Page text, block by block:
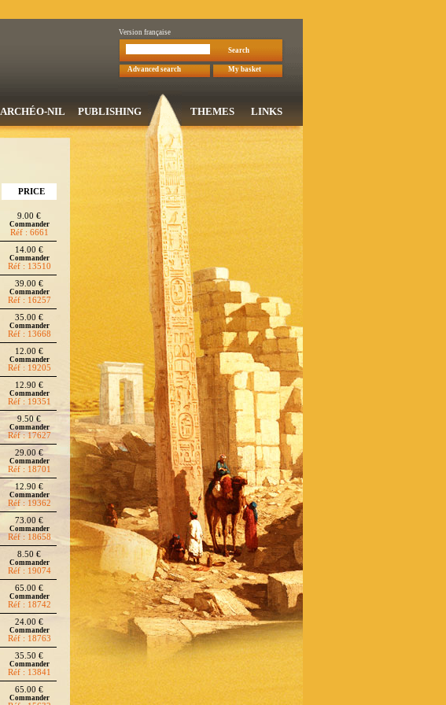
Version française
Search
Advanced search My basket
ARCHÉO-NIL PUBLISHING THEMES LINKS
PRICE
9.00 €
Commander
Réf : 6661
14.00 €
Commander
Réf : 13510
39.00 €
Commander
Réf : 16257
35.00 €
Commander
Réf : 13668
12.00 €
Commander
Réf : 19205
12.90 €
Commander
Réf : 19351
9.50 €
Commander
Réf : 17627
29.00 €
Commander
Réf : 18701
12.90 €
Commander
Réf : 19362
73.00 €
Commander
Réf : 18658
8.50 €
Commander
Réf : 19074
65.00 €
Commander
Réf : 18742
24.00 €
Commander
Réf : 18763
35.50 €
Commander
Réf : 13841
65.00 €
Commander